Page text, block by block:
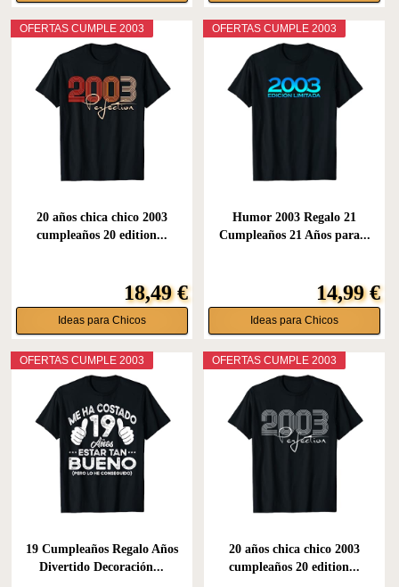
OFERTAS CUMPLE 2003
20 años chica chico 2003
cumpleaños 20 edition...
18,49 €
Ideas para Chicos
OFERTAS CUMPLE 2003
Humor 2003 Regalo 21
Cumpleaños 21 Años para...
14,99 €
Ideas para Chicos
OFERTAS CUMPLE 2003
19 Cumpleaños Regalo Años
Divertido Decoración...
OFERTAS CUMPLE 2003
20 años chica chico 2003
cumpleaños 20 edition...